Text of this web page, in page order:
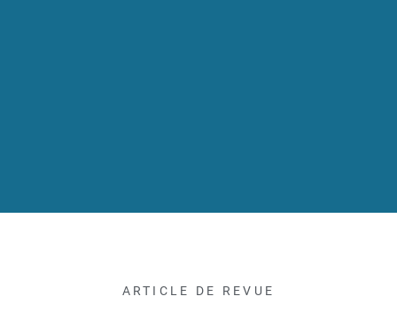
ARTICLE DE REVUE